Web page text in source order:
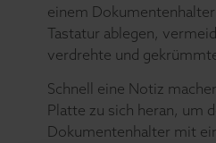
einem
Tastatur ablegen,
verdrehte und
Schnell eine Notiz
Platte zu sich heran, um
Dokumentenhalter mit